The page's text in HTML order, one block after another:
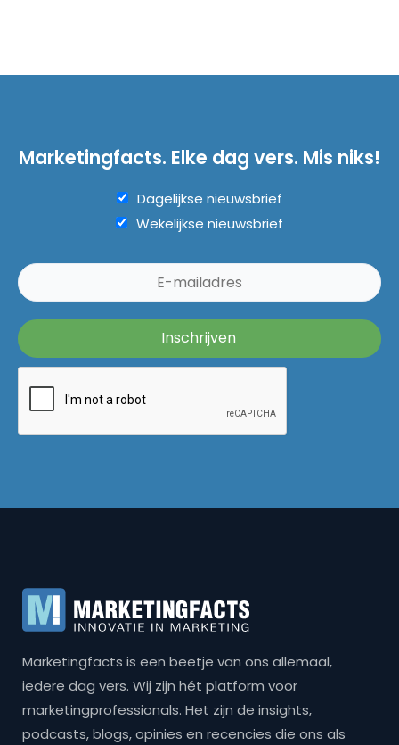
Marketingfacts. Elke dag vers. Mis niks!
Dagelijkse nieuwsbrief
Wekelijkse nieuwsbrief
Marketingfacts is een beetje van ons allemaal,
iedere dag vers. Wij zijn hét platform voor
marketingprofessionals. Het zijn de insights,
podcasts, blogs, opinies en recencies die ons als